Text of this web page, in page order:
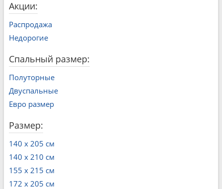
Акции:
Распродажа
Недорогие
Спальный размер:
Полуторные
Двуспальные
Евро размер
Размер:
140 x 205 см
140 x 210 см
155 x 215 см
172 x 205 см